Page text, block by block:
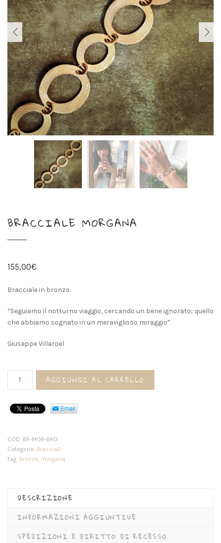
PREVIOUS NEXT
BRACCIALE MORGANA
155,00€
Bracciale in bronzo.
“Seguiamo il notturno viaggio, cercando un bene ignorato; quello
che abbiamo sognato in un meraviglioso miraggio”.
Giuseppe Villaroel
AGGIUNGI AL CARRELLO
COD: BR-MOR-BRO
Categoria: Bracciali
Tag: bronzo morgana
DESCRIZIONE
INFORMAZIONI AGGIUNTIVE
SPEDIZIONI E DIRITTO DI RECESSO